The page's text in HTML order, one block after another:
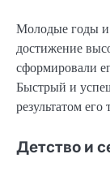
Молодые годы и
достижение
сформировали
Быстрый и
результатом
Детство и